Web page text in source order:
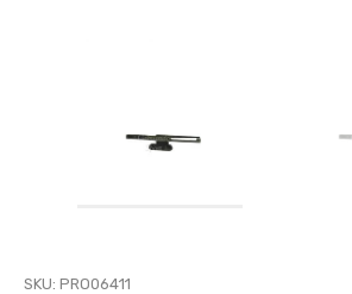
SKU: PRO06411